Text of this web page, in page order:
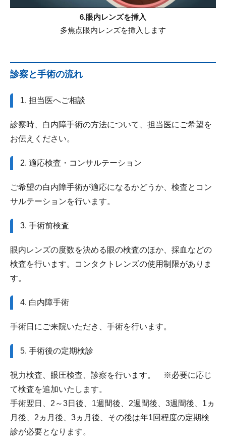
6.眼内レンズを挿入
多焦点眼内レンズを挿入します
診察と手術の流れ
1. 担当医へご相談
診察時、白内障手術の方法について、担当医にご希望を
お伝えください。
2. 適応検査・コンサルテーション
ご希望の白内障手術が適応になるかどうか、検査とコン
サルテーションを行います。
3. 手術前検査
眼内レンズの度数を決める眼の検査のほか、採血などの
検査を行います。コンタクトレンズの使用制限がありま
す。
4. 白内障手術
手術日にご来院いただき、手術を行います。
5. 手術後の定期検診
視力検査、眼圧検査、診察を行います。 ※必要に応じ
て検査を追加いたします。
手術翌日、2～3日後、1週間後、2週間後、3週間後、1ヵ
月後、2ヵ月後、3ヵ月後、その後は年1回程度の定期検
診が必要となります。